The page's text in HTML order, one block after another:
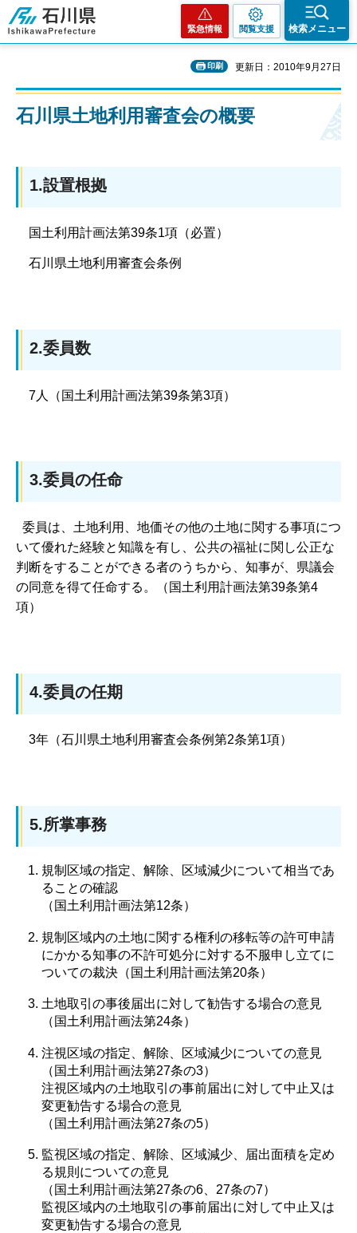
石川県
緊急情報 閲覧支援 検索メニュー
印刷 更新日：2010年9月27日
石川県土地利用審査会の概要
1.設置根拠
国土利用計画法第39条1項（必置）
石川県土地利用審査会条例
2.委員数
7人（国土利用計画法第39条第3項）
3.委員の任命
委員は、土地利用、地価その他の土地に関する事項につ
いて優れた経験と知識を有し、公共の福祉に関し公正な
判断をすることができる者のうちから、知事が、県議会
の同意を得て任命する。（国土利用計画法第39条第4
項）
4.委員の任期
3年（石川県土地利用審査会条例第2条第1項）
5.所掌事務
規制区域の指定、解除、区域減少について相当であ
ることの確認
（国土利用計画法第12条）
規制区域内の土地に関する権利の移転等の許可申請
にかかる知事の不許可処分に対する不服申し立てに
ついての裁決（国土利用計画法第20条）
土地取引の事後届出に対して勧告する場合の意見
（国土利用計画法第24条）
注視区域の指定、解除、区域減少についての意見
（国土利用計画法第27条の3）
注視区域内の土地取引の事前届出に対して中止又は
変更勧告する場合の意見
（国土利用計画法第27条の5）
監視区域の指定、解除、区域減少、届出面積を定め
る規則についての意見
（国土利用計画法第27条の6、27条の7）
監視区域内の土地取引の事前届出に対して中止又は
変更勧告する場合の意見